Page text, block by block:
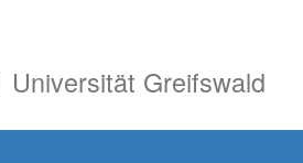
Universität Greifswald